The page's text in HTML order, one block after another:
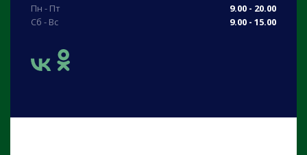
Пн - Пт
9.00 - 20.00
Сб - Вс
9.00 - 15.00